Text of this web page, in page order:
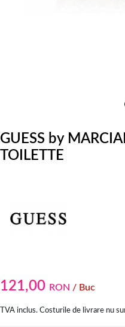
GUESS by
TOILETTE
121,00 RON / Buc
TVA inclus. Costurile de livrare nu